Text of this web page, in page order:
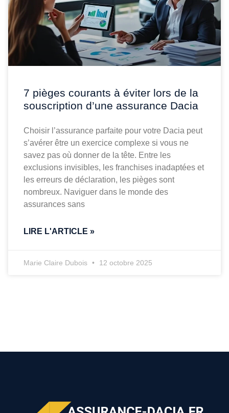
7 pièges courants à éviter lors de la
souscription d’une assurance Dacia
Choisir l’assurance parfaite pour votre Dacia peut
s’avérer être un exercice complexe si vous ne
savez pas où donner de la tête. Entre les
exclusions invisibles, les franchises inadaptées et
les erreurs de déclaration, les pièges sont
nombreux. Naviguer dans le monde des
assurances sans
LIRE L'ARTICLE »
Marie Claire Dubois 12 octobre 2025